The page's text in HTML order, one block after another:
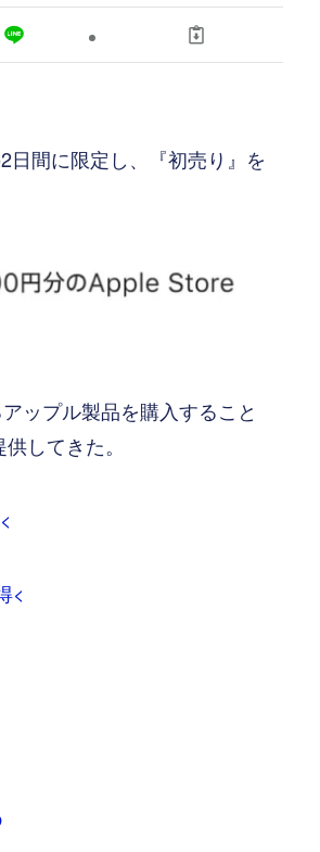
間に限定し、『初売り』を
ップル製品を購入すること
してきた。
<